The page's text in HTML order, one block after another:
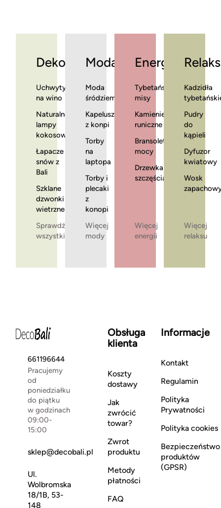
Dekoracje
Uchwyty
na wino
Naturalne
lampy
kokosowe
Łapacze
snów z
Bali
Szklane
dzwonki
wietrzne
Sprawdź
wszystkie
Moda
Moda
śródziemnomorska
Kapelusze
z konpi
Torby
na
laptopa
Torby i
plecaki
z
konopi
Więcej
mody
Energia
Tybetańskie
misy
Kamienie
runiczne
Bransoletki
mocy
Drzewka
szczęścia
Więcej
energii
Relaks
Kadzidła
Pudry
do
kąpieli
Dyfuzor
kwiatowy
Wosk
Więcej
relaksu
661196644
Pracujemy
od
poniedziałku
do piątku
w godzinach
09:00-
15:00
sklep@decobali.pl
Ul.
Wolbromska
18/1B, 53-
148
Obsługa
klienta
Koszty
dostawy
Jak
zwrócić
towar?
Zwrot
produktu
Metody
płatności
FAQ
Informacje
Kontakt
Regulamin
Polityka
Prywatności
Polityka cookies
Bezpieczeństwo
produktów
(GPSR)